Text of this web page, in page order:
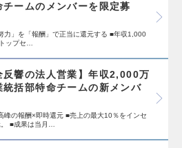
ームのメンバーを限定募
」を「報酬」で正当に還元する ■年収1,000
ップセ…
反響の法人営業】年収2,000万
統括部特命チームの新メンバ
の報酬×即時還元 ■売上の最大10％をインセ
。 ■成果は当月…